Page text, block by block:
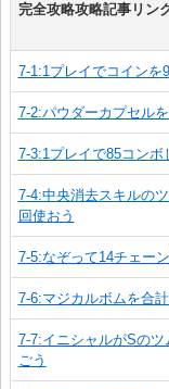
完全攻略攻略記事リン
7-1:1プレイでコインを
7-2:パウダーカプセル
7-3:1プレイで85コンボ
7-4:中央消去スキルの
回使おう
7-5:なぞって14チェー
7-6:マジカルボムを合
7-7:イニシャルがSの
ごう